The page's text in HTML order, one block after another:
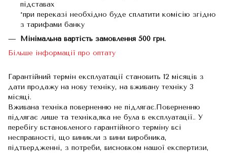
підставах
*при переказі необхідно буде сплатити комісію згідно
з тарифами банку
Мінімальна вартість замовлення 500 грн.
Більше інформації про оптату
Гарантійний термін експлуатації становить 12 місяців з
дати продажу на нову техніку, на вживану техніку 3
місяці.
Вживана техніка поверненню не підлягає.Поверненню
підлягає лише та техніка,яка не була в експлуатації.. У
перебігу встановленого гарантійного терміну всі
несправності, що виникли з вини виробника,
підтвердженні, з потреби, висновком нашої експертизи,